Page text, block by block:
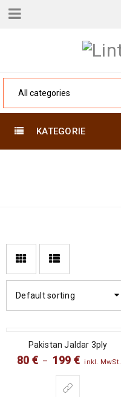
KATEGORIE
Default sorting
SALEPakistan Jaldar 3ply
80 € – 199 € inkl. MwSt.